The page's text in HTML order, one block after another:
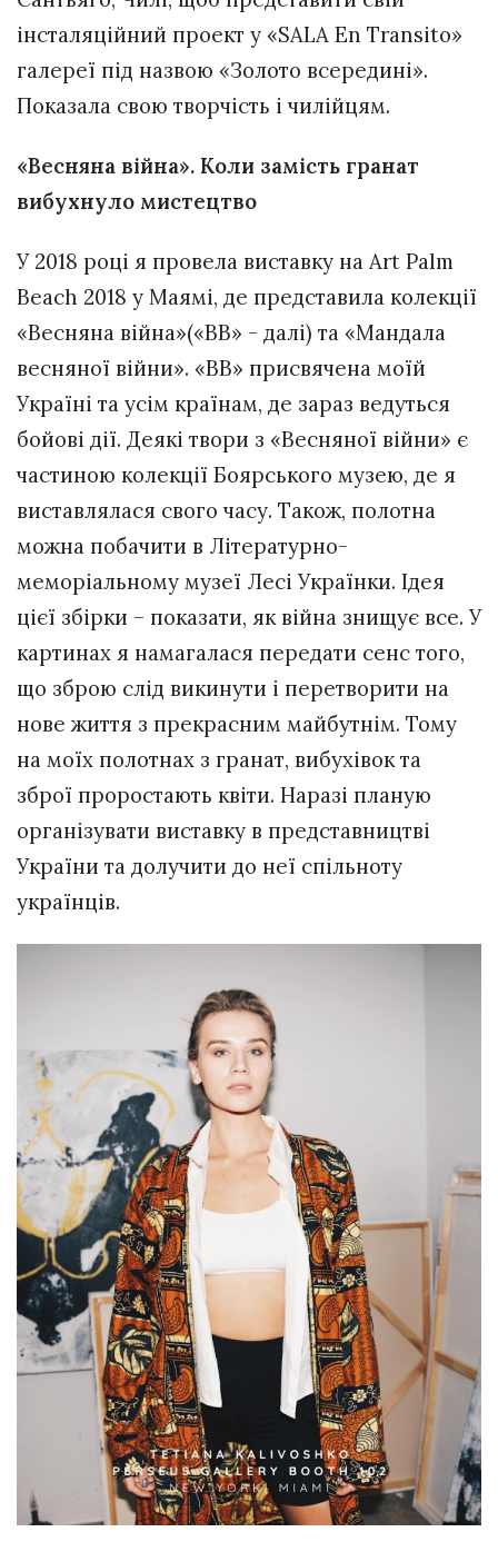
інсталяційний проект у «SALA En Transito»
галереї під назвою «Золото всередині».
Показала свою творчість і чилійцям.
«Весняна війна». Коли замість гранат
вибухнуло мистецтво
У 2018 році я провела виставку на Art Palm
Beach 2018 у Маямі, де представила колекції
«Весняна війна»(«ВВ» - далі) та «Мандала
весняної війни». «ВВ» присвячена моїй
Україні та усім країнам, де зараз ведуться
бойові дії. Деякі твори з «Весняної війни» є
частиною колекції Боярського музею, де я
виставлялася свого часу. Також, полотна
можна побачити в Літературно-
меморіальному музеї Лесі Українки. Ідея
цієї збірки – показати, як війна знищує все. У
картинах я намагалася передати сенс того,
що зброю слід викинути і перетворити на
нове життя з прекрасним майбутнім. Тому
на моїх полотнах з гранат, вибухівок та
зброї проростають квіти. Наразі планую
організувати виставку в представництві
України та долучити до неї спільноту
українців.